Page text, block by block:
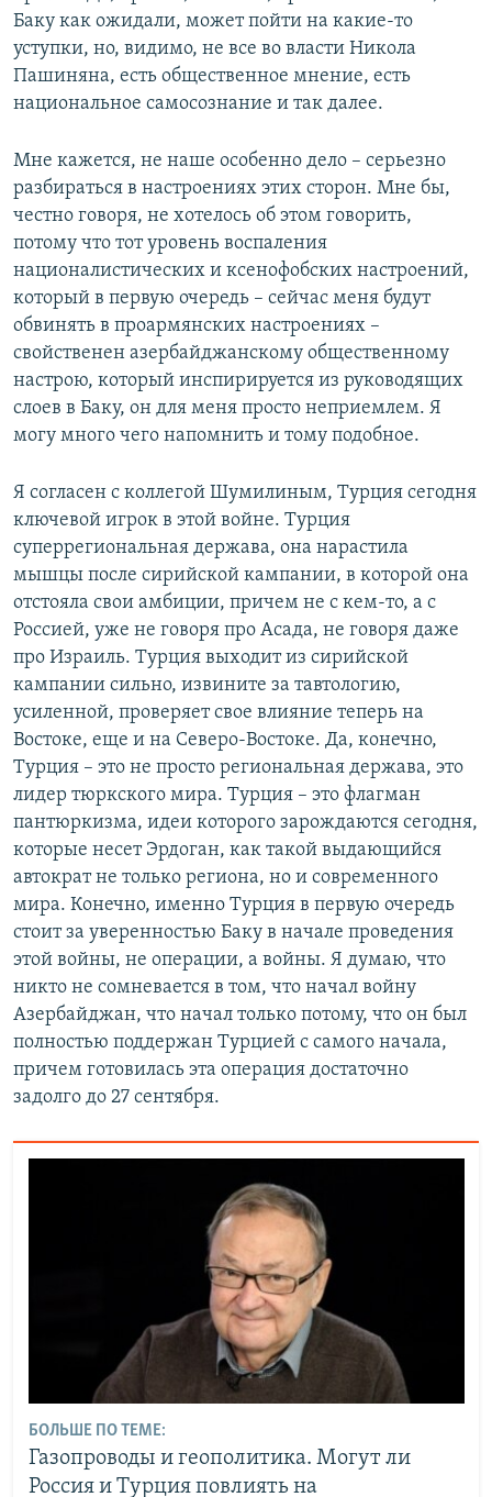
Баку как ожидали, может пойти на какие-то
уступки, но, видимо, не все во власти Никола
Пашиняна, есть общественное мнение, есть
национальное самосознание и так далее.
Мне кажется, не наше особенно дело – серьезно
разбираться в настроениях этих сторон. Мне бы,
честно говоря, не хотелось об этом говорить,
потому что тот уровень воспаления
националистических и ксенофобских настроений,
который в первую очередь – сейчас меня будут
обвинять в проармянских настроениях –
свойственен азербайджанскому общественному
настрою, который инспирируется из руководящих
слоев в Баку, он для меня просто неприемлем. Я
могу много чего напомнить и тому подобное.
Я согласен с коллегой Шумилиным, Турция сегодня
ключевой игрок в этой войне. Турция
суперрегиональная держава, она нарастила
мышцы после сирийской кампании, в которой она
отстояла свои амбиции, причем не с кем-то, а с
Россией, уже не говоря про Асада, не говоря даже
про Израиль. Турция выходит из сирийской
кампании сильно, извините за тавтологию,
усиленной, проверяет свое влияние теперь на
Востоке, еще и на Северо-Востоке. Да, конечно,
Турция – это не просто региональная держава, это
лидер тюркского мира. Турция – это флагман
пантюркизма, идеи которого зарождаются сегодня,
которые несет Эрдоган, как такой выдающийся
автократ не только региона, но и современного
мира. Конечно, именно Турция в первую очередь
стоит за уверенностью Баку в начале проведения
этой войны, не операции, а войны. Я думаю, что
никто не сомневается в том, что начал войну
Азербайджан, что начал только потому, что он был
полностью поддержан Турцией с самого начала,
причем готовилась эта операция достаточно
задолго до 27 сентября.
БОЛЬШЕ ПО ТЕМЕ:
Газопроводы и геополитика. Могут ли
Россия и Турция повлиять на